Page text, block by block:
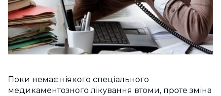
Поки немає ніякого спеціального
медикаментозного лікування втоми, проте зміна